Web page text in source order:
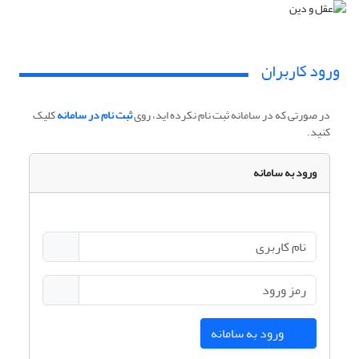
ورود کاربران
در صورتی که در سامانه ثبت نام نکرده اید، رویثبت نام در سامانهکلیک
کنید.
ورود به سامانه
ورود به سامانه